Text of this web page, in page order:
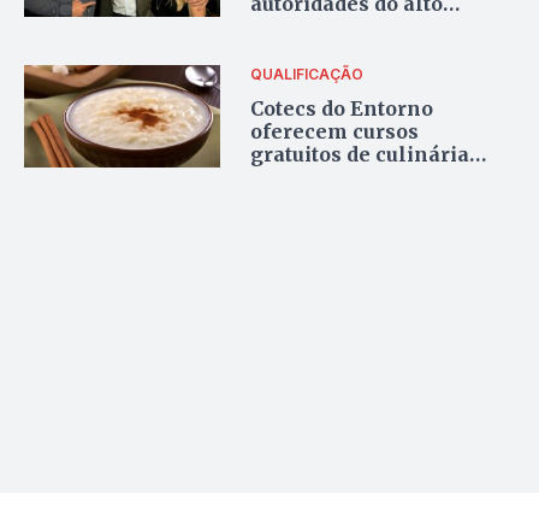
prefeitos da região do
Entorno
QUALIFICAÇÃO
Cotecs do Entorno
oferecem cursos
gratuitos de culinária